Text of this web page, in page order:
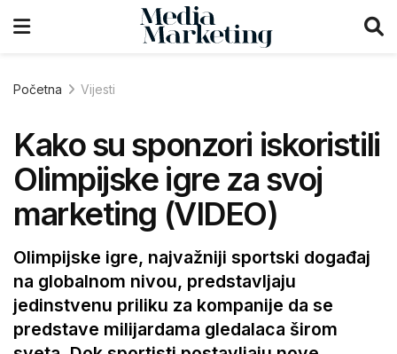
Početna Vijesti
Kako su sponzori iskoristili
Olimpijske igre za svoj
marketing (VIDEO)
Olimpijske igre, najvažniji sportski događaj
na globalnom nivou, predstavljaju
jedinstvenu priliku za kompanije da se
predstave milijardama gledalaca širom